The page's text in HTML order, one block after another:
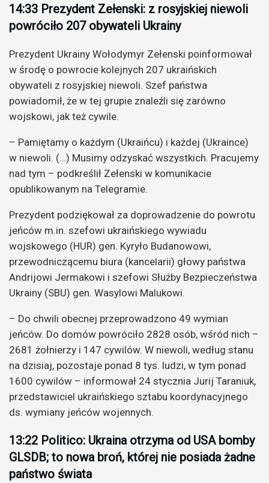
14:33 Prezydent Zełenski: z rosyjskiej niewoli
powróciło 207 obywateli Ukrainy
Prezydent Ukrainy Wołodymyr Zełenski poinformował
w środę o powrocie kolejnych 207 ukraińskich
obywateli z rosyjskiej niewoli. Szef państwa
powiadomił, że w tej grupie znaleźli się zarówno
wojskowi, jak też cywile.
– Pamiętamy o każdym (Ukraińcu) i każdej (Ukraince)
w niewoli. (…) Musimy odzyskać wszystkich. Pracujemy
nad tym – podkreślił Zełenski w komunikacie
opublikowanym na Telegramie.
Prezydent podziękował za doprowadzenie do powrotu
jeńców m.in. szefowi ukraińskiego wywiadu
wojskowego (HUR) gen. Kyryło Budanowowi,
przewodniczącemu biura (kancelarii) głowy państwa
Andrijowi Jermakowi i szefowi Służby Bezpieczeństwa
Ukrainy (SBU) gen. Wasylowi Malukowi.
– Do chwili obecnej przeprowadzono 49 wymian
jeńców. Do domów powróciło 2828 osób, wśród nich –
2681 żołnierzy i 147 cywilów. W niewoli, według stanu
na dzisiaj, pozostaje ponad 8 tys. ludzi, w tym ponad
1600 cywilów – informował 24 stycznia Jurij Taraniuk,
przedstawiciel ukraińskiego sztabu koordynacyjnego
ds. wymiany jeńców wojennych.
13:22 Politico: Ukraina otrzyma od USA bomby
GLSDB; to nowa broń, której nie posiada żadne
państwo świata